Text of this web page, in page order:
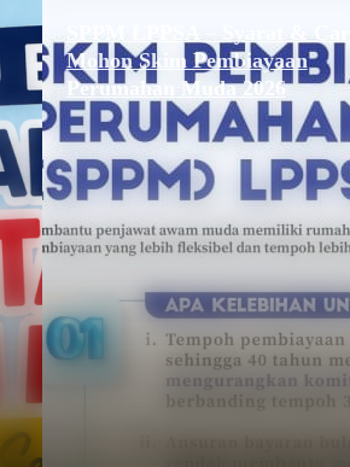
SPPM LPPSA – Syarat & Cara
Mohon Skim Pembiayaan
Perumahan Muda 2026